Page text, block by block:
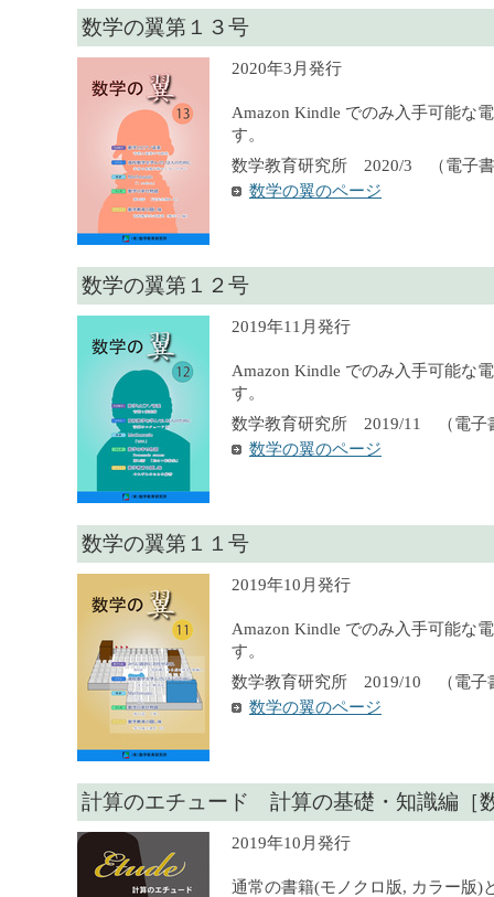
数学の翼第１３号
2020年3月発行
Amazon Kindle でのみ入手可能な
す。
数学教育研究所 2020/3 （電子
数学の翼のページ
数学の翼第１２号
2019年11月発行
Amazon Kindle でのみ入手可能な
す。
数学教育研究所 2019/11 （電子
数学の翼のページ
数学の翼第１１号
2019年10月発行
Amazon Kindle でのみ入手可能な
す。
数学教育研究所 2019/10 （電子
数学の翼のページ
計算のエチュード 計算の基礎・知識編［
2019年10月発行
通常の書籍(モノクロ版, カラー版)